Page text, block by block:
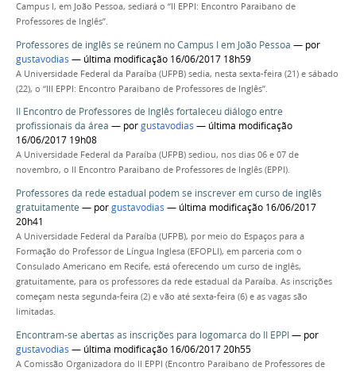
Campus I, em João Pessoa, sediará o “II EPPI: Encontro Paraibano de
Professores de Inglês”.
Professores de inglês se reúnem no Campus I em João Pessoa — por
gustavodias — última modificação 16/06/2017 18h59
A Universidade Federal da Paraíba (UFPB) sedia, nesta sexta-feira (21) e sábado
(22), o “III EPPI: Encontro Paraibano de Professores de Inglês”.
II Encontro de Professores de Inglês fortaleceu diálogo entre
profissionais da área — porgustavodias — última modificação
16/06/2017 19h08
A Universidade Federal da Paraíba (UFPB) sediou, nos dias 06 e 07 de
novembro, o II Encontro Paraibano de Professores de Inglês (EPPI).
Professores da rede estadual podem se inscrever em curso de inglês
gratuitamente — porgustavodias — última modificação 16/06/2017
20h41
A Universidade Federal da Paraíba (UFPB), por meio do Espaços para a
Formação do Professor de Língua Inglesa (EFOPLI), em parceria com o
Consulado Americano em Recife, está oferecendo um curso de inglês,
gratuitamente, para os professores da rede estadual da Paraíba. As inscrições
começam nesta segunda-feira (2) e vão até sexta-feira (6) e as vagas são
limitadas.
Encontram-se abertas as inscrições para logomarca do II EPPI— por
gustavodias — última modificação 16/06/2017 20h55
A Comissão Organizadora do II EPPI (Encontro Paraibano de Professores de